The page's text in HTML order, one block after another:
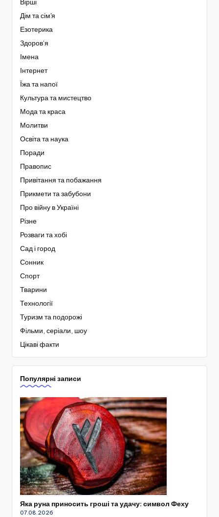
Вірші
Дім та сім'я
Езотерика
Здоров’я
Імена
Інтернет
Їжа та напої
Культура та мистецтво
Мода та краса
Молитви
Освіта та наука
Поради
Правопис
Привітання та побажання
Прикмети та забубони
Про війну в Україні
Різне
Розваги та хобі
Сад і город
Сонник
Спорт
Тварини
Технології
Туризм та подорожі
Фільми, серіали, шоу
Цікаві факти
Популярні записи
Яка руна приносить гроші та удачу: символ Феху
07.08.2026